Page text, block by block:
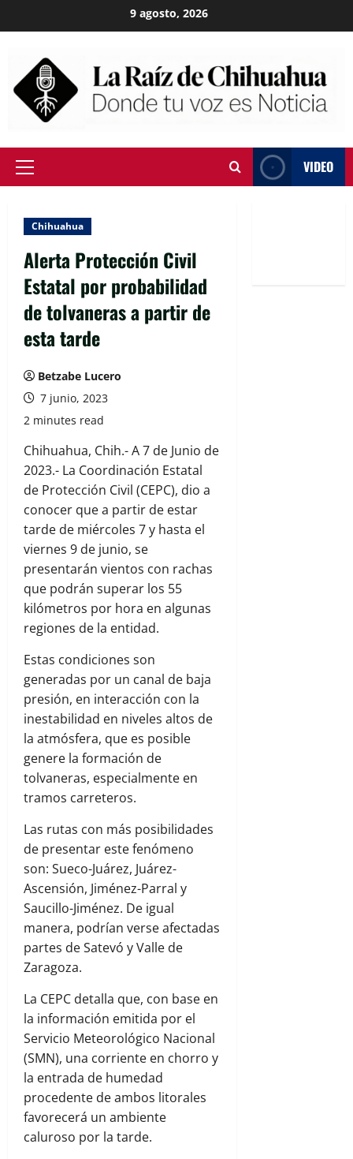
to
9 agosto, 2026
Primary
VIDEO
Chihuahua
Alerta Protección Civil
Estatal por probabilidad
de tolvaneras a partir de
esta tarde
Betzabe Lucero
7 junio, 2023
2 minutes read
Chihuahua, Chih.- A 7 de Junio de
2023.- La Coordinación Estatal
de Protección Civil (CEPC), dio a
conocer que a partir de estar
tarde de miércoles 7 y hasta el
viernes 9 de junio, se
presentarán vientos con rachas
que podrán superar los 55
kilómetros por hora en algunas
regiones de la entidad.
Estas condiciones son
generadas por un canal de baja
presión, en interacción con la
inestabilidad en niveles altos de
la atmósfera, que es posible
genere la formación de
tolvaneras, especialmente en
tramos carreteros.
Las rutas con más posibilidades
de presentar este fenómeno
son: Sueco-Juárez, Juárez-
Ascensión, Jiménez-Parral y
Saucillo-Jiménez. De igual
manera, podrían verse afectadas
partes de Satevó y Valle de
Zaragoza.
La CEPC detalla que, con base en
la información emitida por el
Servicio Meteorológico Nacional
(SMN), una corriente en chorro y
la entrada de humedad
procedente de ambos litorales
favorecerá un ambiente
caluroso por la tarde.